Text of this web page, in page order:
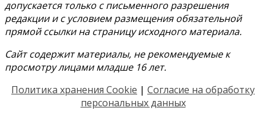
допускается только с письменного разрешения
редакции и с условием размещения обязательной
прямой ссылки на страницу исходного материала.
Сайт содержит материалы, не рекомендуемые к
просмотру лицами младше 16 лет.
Политика хранения Cookie | Согласие на обработку
персональных данных